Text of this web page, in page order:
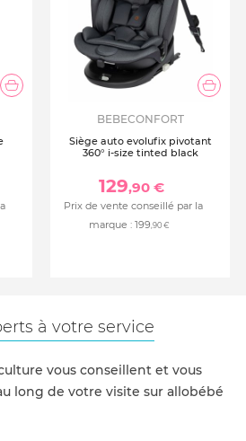
BEBECONFORT
Siège auto evolufix pivotant
360° i-size tinted black
129,90 €
Prix de vente conseillé par la
marque : 199,90 €
à votre service
vous conseillent et vous
long de votre visite sur allobébé